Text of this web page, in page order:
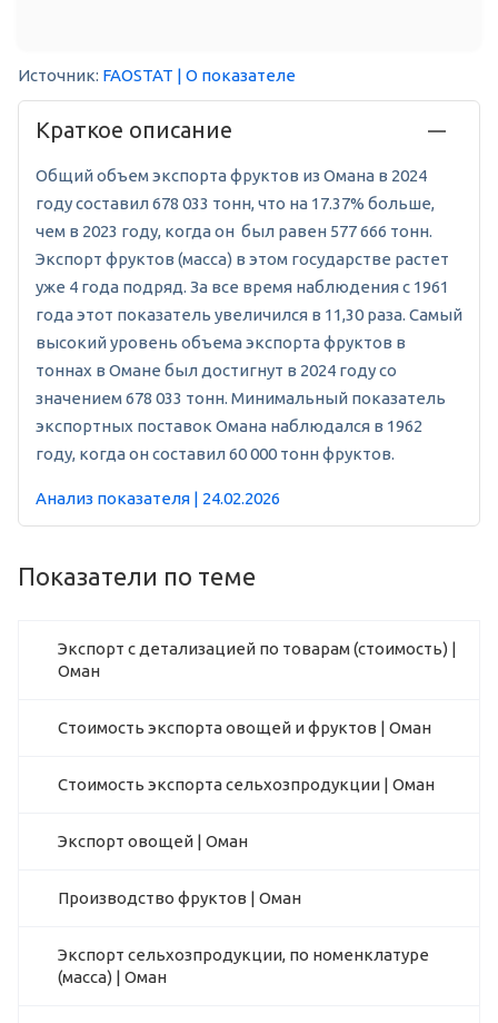
Источник: FAOSTAT | О показателе
Краткое описание
Общий объем экспорта фруктов из Омана в 2024
году составил 678 033 тонн, что на 17.37% больше,
чем в 2023 году, когда он был равен 577 666 тонн.
Экспорт фруктов (масса) в этом государстве растет
уже 4 года подряд. За все время наблюдения с 1961
года этот показатель увеличился в 11,30 раза. Самый
высокий уровень объема экспорта фруктов в
тоннах в Омане был достигнут в 2024 году со
значением 678 033 тонн. Минимальный показатель
экспортных поставок Омана наблюдался в 1962
году, когда он составил 60 000 тонн фруктов.
Анализ показателя | 24.02.2026
Показатели по теме
Экспорт с детализацией по товарам (стоимость) |
Оман
Стоимость экспорта овощей и фруктов | Оман
Стоимость экспорта сельхозпродукции | Оман
Экспорт овощей | Оман
Производство фруктов | Оман
Экспорт сельхозпродукции, по номенклатуре
(масса) | Оман